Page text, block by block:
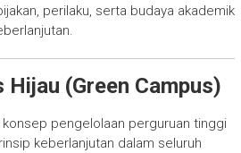
perilaku, serta budaya akademik
Hijau (Green Campus)
pengelolaan perguruan tinggi
keberlanjutan dalam seluruh